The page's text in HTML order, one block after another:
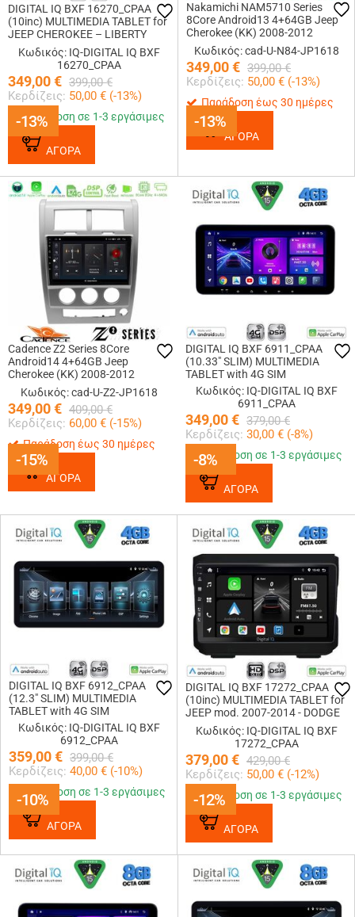
-13%
DIGITAL IQ BXF 16270_CPAA
(10inc) MULTIMEDIA TABLET for
JEEP CHEROKEE – LIBERTY
mod. 2007-2014
Κωδικός: IQ-DIGITAL IQ BXF
16270_CPAA
349,00€ 399,00 €
Κερδίζεις: 50,00 € (-13%)
-13%
Παράδοση σε 1-3 εργάσιμες
ΑΓΟΡΑ
-13%
Nakamichi NAM5710 Series
8Core Android13 4+64GB Jeep
Cherokee (KK) 2008-2012
Navigation Multimedia Tablet 10
Κωδικός: cad-U-N84-JP1618
349,00€ 399,00 €
Κερδίζεις: 50,00 € (-13%)
-13%
Παράδοση έως 30 ημέρες
ΑΓΟΡΑ
-15%
Cadence Z2 Series 8Core
Android14 4+64GB Jeep
Cherokee (KK) 2008-2012
Navigation Multimedia Tablet 10
Με Carplay & Android Auto
Κωδικός: cad-U-Z2-JP1618
349,00€ 409,00 €
Κερδίζεις: 60,00 € (-15%)
-15%
Παράδοση έως 30 ημέρες
ΑΓΟΡΑ
-8%
DIGITAL IQ BXF 6911_CPAA
(10.33" SLIM) MULTIMEDIA
TABLET with 4G SIM
Κωδικός: IQ-DIGITAL IQ BXF
6911_CPAA
349,00€ 379,00 €
Κερδίζεις: 30,00 € (-8%)
-8%
Παράδοση σε 1-3 εργάσιμες
ΑΓΟΡΑ
-10%
DIGITAL IQ BXF 6912_CPAA
(12.3" SLIM) MULTIMEDIA
TABLET with 4G SIM
Κωδικός: IQ-DIGITAL IQ BXF
6912_CPAA
359,00€ 399,00 €
Κερδίζεις: 40,00 € (-10%)
-10%
Παράδοση σε 1-3 εργάσιμες
ΑΓΟΡΑ
-12%
DIGITAL IQ BXF 17272_CPAA
(10inc) MULTIMEDIA TABLET for
JEEP mod. 2007-2014 - DODGE
mod. 2007-2014
Κωδικός: IQ-DIGITAL IQ BXF
17272_CPAA
379,00€ 429,00 €
Κερδίζεις: 50,00 € (-12%)
-12%
Παράδοση σε 1-3 εργάσιμες
ΑΓΟΡΑ